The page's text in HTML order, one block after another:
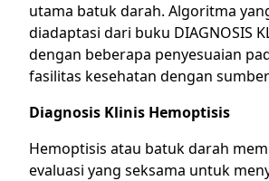
utama batuk darah. Algoritma
diadaptasi dari buku DIAGNOSIS
dengan beberapa penyesuaian
fasilitas kesehatan dengan
Diagnosis Klinis Hemoptisis
Hemoptisis atau batuk darah
evaluasi yang seksama untuk